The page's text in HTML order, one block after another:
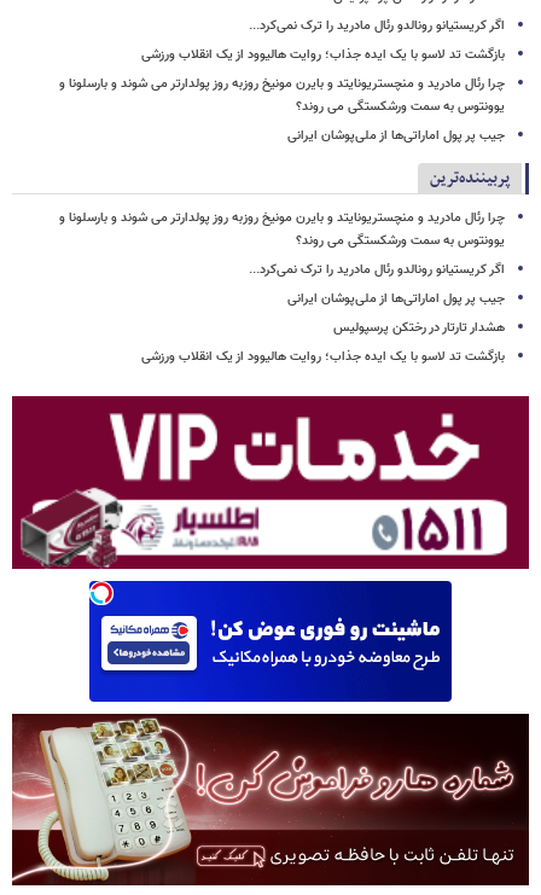
اگر کریستیانو رونالدو رئال مادرید را ترک نمی‌کرد...
بازگشت تد لاسو با یک ایده جذاب؛ روایت هالیوود از یک انقلاب ورزشی
چرا رئال مادرید و منچستریونایتد و بایرن مونیخ روزبه روز پولدارتر می شوند و بارسلونا و
یوونتوس به سمت ورشکستگی می روند؟
جیب پر پول اماراتی‌ها از ملی‌پوشان ایرانی
پربیننده‌ترین
چرا رئال مادرید و منچستریونایتد و بایرن مونیخ روزبه روز پولدارتر می شوند و بارسلونا و
یوونتوس به سمت ورشکستگی می روند؟
اگر کریستیانو رونالدو رئال مادرید را ترک نمی‌کرد...
جیب پر پول اماراتی‌ها از ملی‌پوشان ایرانی
هشدار تارتار در رختکن پرسپولیس
بازگشت تد لاسو با یک ایده جذاب؛ روایت هالیوود از یک انقلاب ورزشی